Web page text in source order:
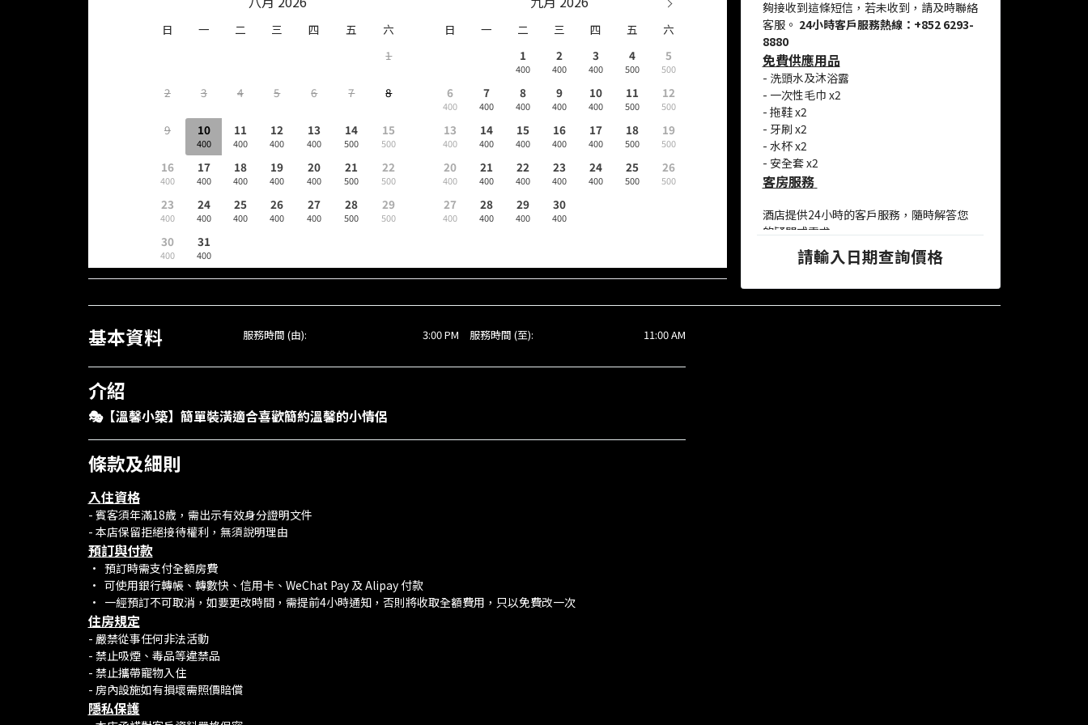
日 一 二 三 四 五
六
1
2 3 4 5 6 7 8
9 10
400
11
400
12
400
13
400
14
500
15
500
16
400
17
400
18
400
19
400
20
400
21
500
22
500
23
400
24
400
25
400
26
400
27
400
28
500
29
500
30
400
31
400
日 一 二 三 四 五
六
1
400
2
400
3
400
4
500
5
500
6
400
7
400
8
400
9
400
10
400
11
500
12
500
13
400
14
400
15
400
16
400
17
400
18
500
19
500
20
400
21
400
22
400
23
400
24
400
25
500
26
500
27
400
28
400
29
400
30
400
夠接收到這條短信，若未收到，請及時聯絡
客服。 24小時客戶服務熱線：+852 6293-
8880
免費供應用品
- 洗頭水及沐浴露
- 一次性毛巾 x2
- 拖鞋 x2
- 牙刷 x2
- 水杯 x2
- 安全套 x2
客房服務
酒店提供24小時的客戶服務，隨時解答您
的疑問或需求。
請輸入日期查詢價格
基本資料 服務時間 (由): 3:00 PM 服務時間 (至): 11:00 AM
介紹
🎭【溫馨小築】簡單裝潢適合喜歡簡約溫馨的小情侶
條款及細則
入住資格
- 賓客須年滿18歲，需出示有效身分證明文件
- 本店保留拒絕接待權利，無須說明理由
預訂與付款
•⁠ ⁠預訂時需支付全額房費
•⁠ ⁠可使用銀行轉帳、轉數快、信用卡、WeChat Pay 及 Alipay 付款
•⁠ ⁠一經預訂不可取消，如要更改時間，需提前4小時通知，否則將收取全額費用，只以免費改一次
住房規定
- 嚴禁從事任何非法活動
- 禁止吸煙、毒品等違禁品
- 禁止攜帶寵物入住
- 房內設施如有損壞需照價賠償
隱私保護